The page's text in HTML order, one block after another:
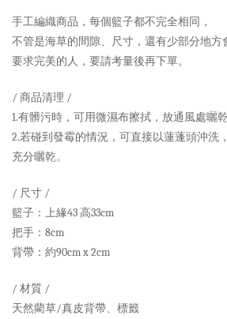
手工編織商品，每個籃子都不完全相同，
不管是海草的間隙、尺寸，還有少部分地方
要求完美的人，要請考量後再下單。
/ 商品清理 /
1.有髒污時，可用微濕布擦拭，放通風處曬乾
2.若碰到發霉的情況，可直接以蓮蓬頭沖洗
充分曬乾。
/ 尺寸 /
籃子：上緣43 高33cm
把手：8cm
背帶：約90cm x 2cm
/ 材質 /
天然藺草/真皮背帶、標籤